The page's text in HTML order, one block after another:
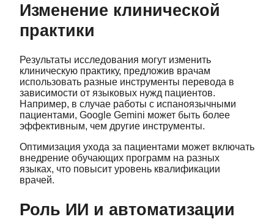
Изменение клинической
практики
Результаты исследования могут изменить
клиническую практику, предложив врачам
использовать разные инструменты перевода в
зависимости от языковых нужд пациентов.
Например, в случае работы с испаноязычными
пациентами, Google Gemini может быть более
эффективным, чем другие инструменты.
Оптимизация ухода за пациентами может включать
внедрение обучающих программ на разных
языках, что повысит уровень квалификации
врачей.
Роль ИИ и автоматизации